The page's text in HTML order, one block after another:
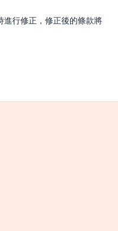
進行修正，修正後的條款將